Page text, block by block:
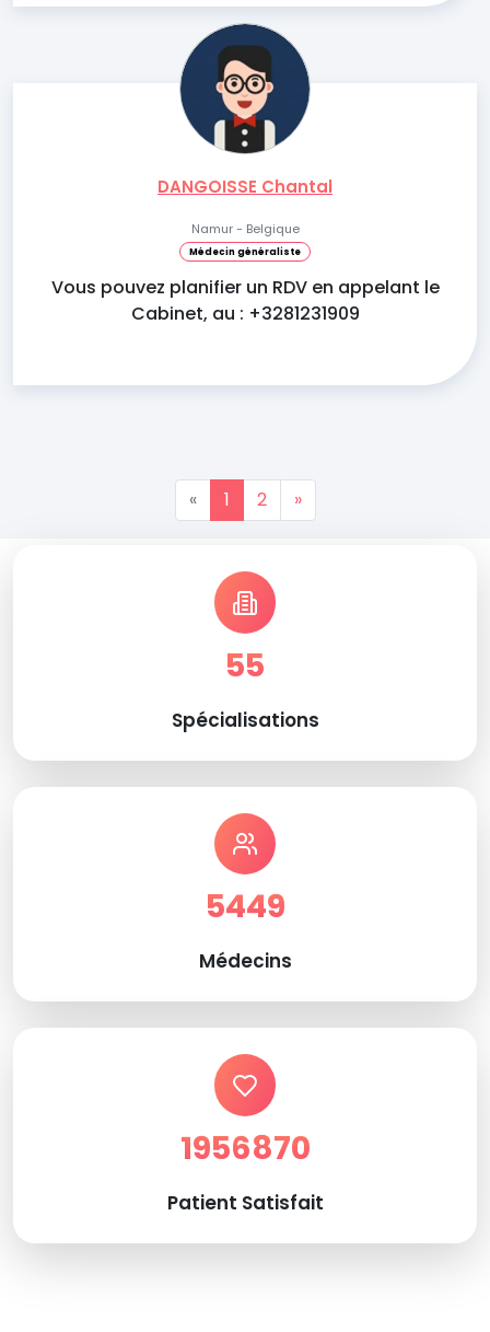
DANGOISSE Chantal
Namur - Belgique
Médecin généraliste
Vous pouvez planifier un RDV en appelant le
Cabinet, au : +3281231909
« 1 2 »
55
Spécialisations
5449
Médecins
1956870
Patient Satisfait